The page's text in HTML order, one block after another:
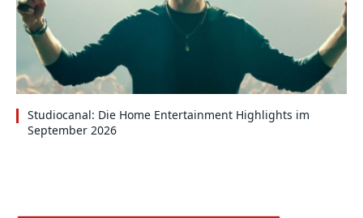
Studiocanal: Die Home Entertainment Highlights im
September 2026